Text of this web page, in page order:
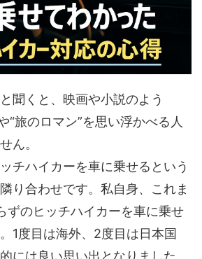
聞くと、映画や小説のよう
“旅のロマン”を思い浮かべる人
ん。
チハイカーを車に乗せるという
り合わせです。私自身、これま
ずのヒッチハイカーを車に乗せ
1度目は海外、2度目は日本国
には良い思い出となりました